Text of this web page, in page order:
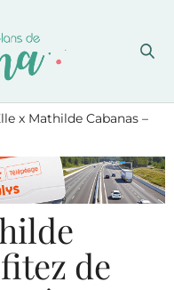
x Mathilde Cabanas –
de